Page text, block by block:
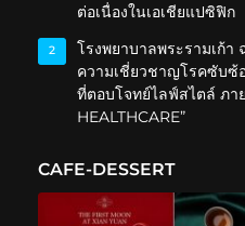
ต่อเนื่องในเอเชียแปซิฟิก
2
โรงพยาบาลพระรามเก้า
ความเชี่ยวชาญโรคซับซ้
ที่ตอบโจทย์ไลฟ์สไตล์ ภา
HEALTHCARE”
CAFE-DESSERT